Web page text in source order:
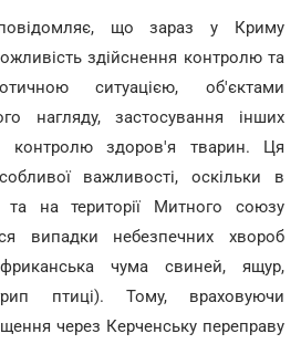
повідомляє, що зараз у Криму
здійснення контролю та
ситуацією, об'єктами
нагляду, застосування інших
контролю здоров'я тварин. Ця
важливості, оскільки в
та на території Митного союзу
випадки небезпечних хвороб
чума свиней, ящур,
птиці). Тому, враховуючи
через Керченську переправу